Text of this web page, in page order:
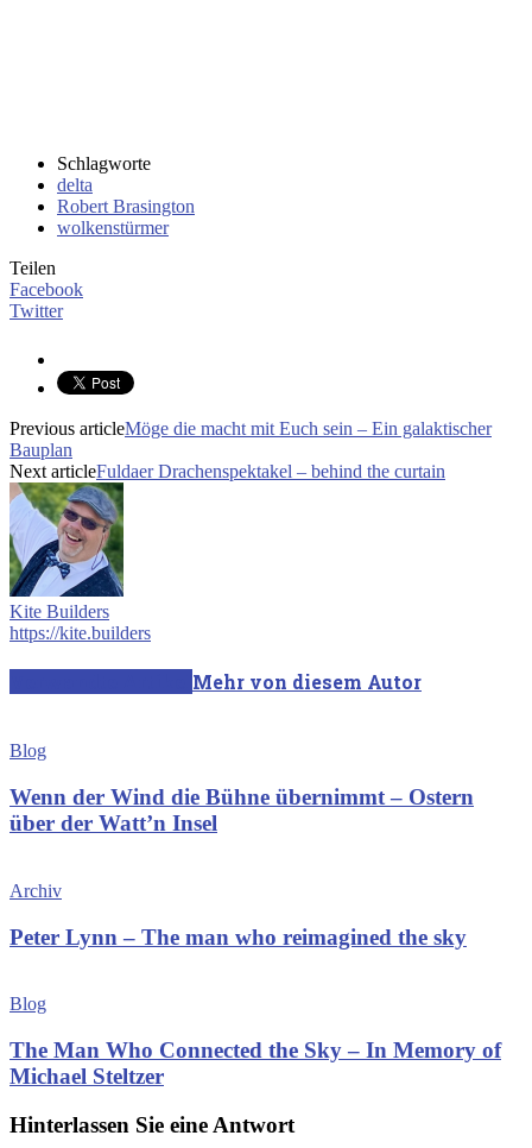
Schlagworte
delta
Robert Brasington
wolkenstürmer
Teilen
Facebook
Twitter
Previous articleMöge die macht mit Euch sein – Ein galaktischer
Bauplan
Next articleFuldaer Drachenspektakel – behind the curtain
Kite Builders
https://kite.builders
Mehr von diesem Autor
Blog
Wenn der Wind die Bühne übernimmt – Ostern
über der Watt’n Insel
Archiv
Peter Lynn – The man who reimagined the sky
Blog
The Man Who Connected the Sky – In Memory of
Michael Steltzer
Hinterlassen Sie eine Antwort